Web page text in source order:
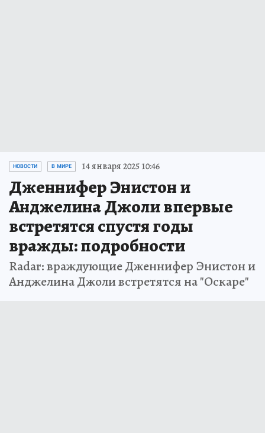
НОВОСТИ В МИРЕ 14 января 2025 10:46
Дженнифер Энистон и
Анджелина Джоли впервые
встретятся спустя годы
вражды: подробности
Radar: враждующие Дженнифер Энистон и
Анджелина Джоли встретятся на "Оскаре"